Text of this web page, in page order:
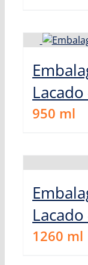
950 ml
1260 ml